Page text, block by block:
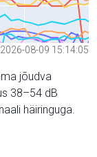
08-09 15:14:05
jõudva
38–54 dB
häiringuga.